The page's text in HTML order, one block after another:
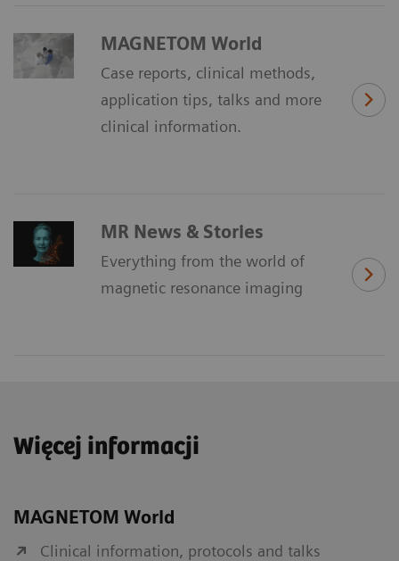
MAGNETOM World
Case reports, clinical methods,
application tips, talks and more
clinical information.
MR News & Stories
Everything from the world of
magnetic resonance imaging
Więcej informacji
MAGNETOM World
Clinical information, protocols and talks